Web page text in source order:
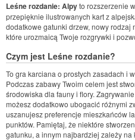
Leśne rozdanie: Alpyto rozszerzenie
przepięknie ilustrowanych kart z
dodatkowe gatunki drzew, nowy rodzaj
które urozmaicą Twoje rozgrywki i
Czym jest Leśne rozdanie?
To gra karciana o prostych zasadach i
Podczas zabawy Twoim celem jest
środowiska dla fauny i flory.
możesz dodatkowo ubogacić różnymi
uszanujesz preferencje mieszkańców
punktów. Pamiętaj, że niektóre
gatunku, a innym najbardziej zależy